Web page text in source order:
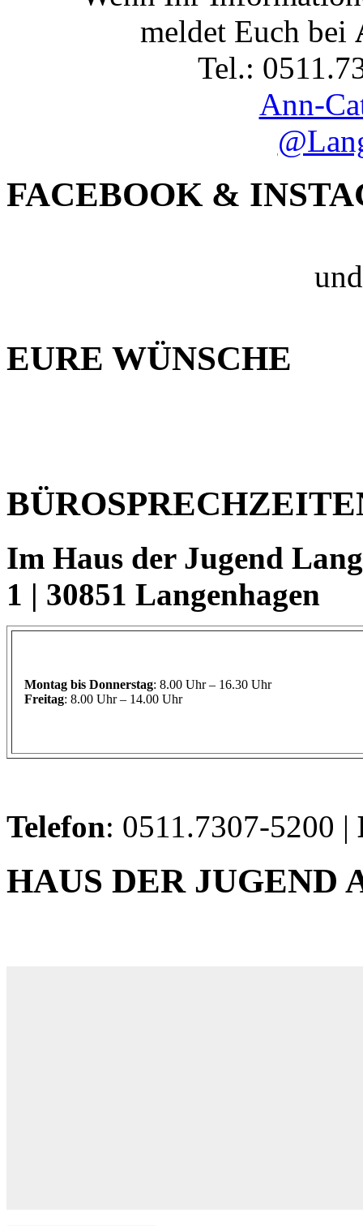
meldet Euch bei
Tel.:
Ann-
FACEBOOK &
EURE WÜNSCHE
Im Haus der Jugend
1 | 30851 Langenhagen
Montag bis Donnerstag: 8.00 Uhr – 16.30 Uhr
Freitag: 8.00 Uhr – 14.00 Uhr
Telefon: 0511.7307-5200 |
HAUS DER JUGEND